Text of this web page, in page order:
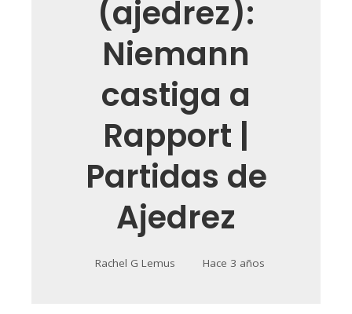
(ajedrez):
Niemann
castiga a
Rapport |
Partidas de
Ajedrez
Rachel G Lemus Hace 3 años